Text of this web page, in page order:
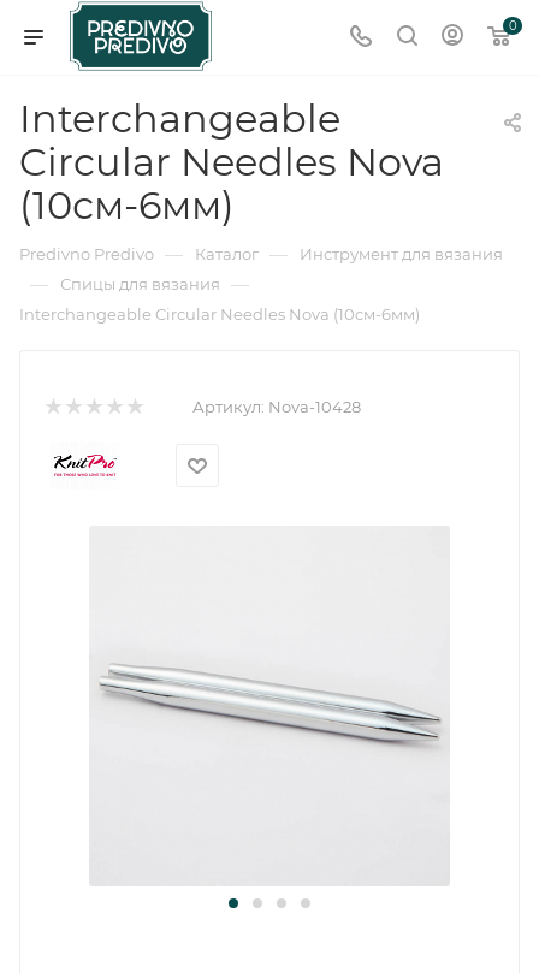
0
Interchangeable
Circular Needles Nova
(10см-6мм)
Predivno Predivo — Каталог — Инструмент для вязания
— Спицы для вязания —
Interchangeable Circular Needles Nova (10см-6мм)
Артикул: Nova-10428